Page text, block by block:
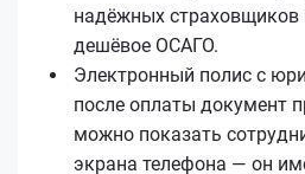
надёжных страховщиков
дешёвое ОСАГО.
Электронный полис с
после оплаты документ
можно показать
экрана телефона — он